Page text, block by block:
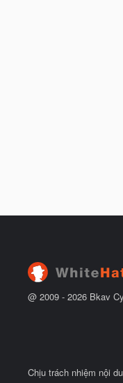
@ 2009 - 2026 Bkav
Chịu trách nhiệm nội